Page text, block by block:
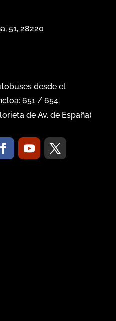
51, 28220
desde el
651/ 654.
de Av. de España)